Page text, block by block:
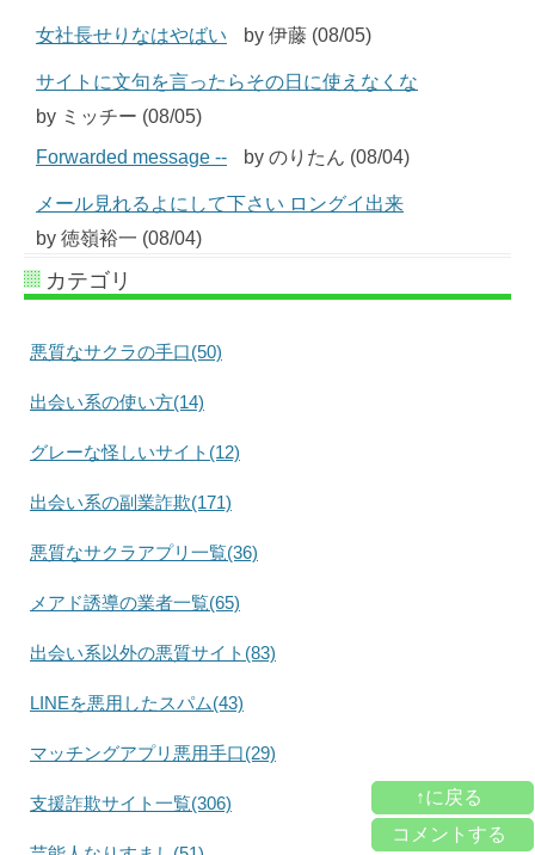
女社長せりなはやばい by 伊藤 (08/05)
サイトに文句を言ったらその日に使えなくな
by ミッチー (08/05)
Forwarded message --
by のりたん (08/04)
メール見れるよにして下さい ロングイ出来
by 徳嶺裕一 (08/04)
カテゴリ
悪質なサクラの手口(50)
出会い系の使い方(14)
グレーな怪しいサイト(12)
出会い系の副業詐欺(171)
悪質なサクラアプリ一覧(36)
メアド誘導の業者一覧(65)
出会い系以外の悪質サイト(83)
LINEを悪用したスパム(43)
マッチングアプリ悪用手口(29)
支援詐欺サイト一覧(306)
↑に戻る
コメントする